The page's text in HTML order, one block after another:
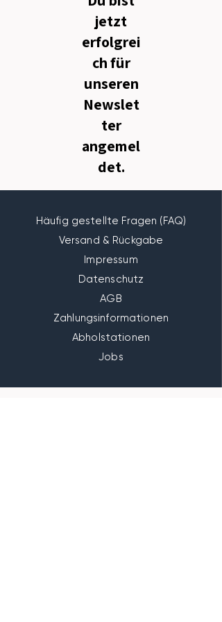
jetzt
erfolgrei
ch für
unseren
Newslet
ter
angemel
det.
Häufig gestellte Fragen (FAQ)
Versand & Rückgabe
Impressum
Datenschutz
AGB
Zahlungsinformationen
Abholstationen
Jobs